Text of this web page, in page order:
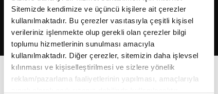
Sitemizde kendimize ve üçüncü kişilere ait çerezler
kullanılmaktadır. Bu çerezler vasıtasıyla çeşitli kişisel
verileriniz işlenmekte olup gerekli olan çerezler bilgi
toplumu hizmetlerinin sunulması amacıyla
kullanılmaktadır. Diğer çerezler, sitemizin daha işlevsel
kılınması ve kişiselleştirilmesi ve sizlere yönelik
reklam/pazarlama faaliyetlerinin yapılması, amaçlarıyla
2026Fikriyat. Tüm hakları saklıdır.